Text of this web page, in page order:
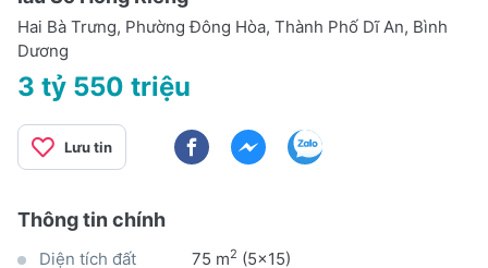
Hai Bà Trưng, Phường Đông Hòa, Thành Phố Dĩ An, Bình
Dương
3 tỷ 550 triệu
Lưu tin
Thông tin chính
Diện tích đất 75 m2 (5x15)